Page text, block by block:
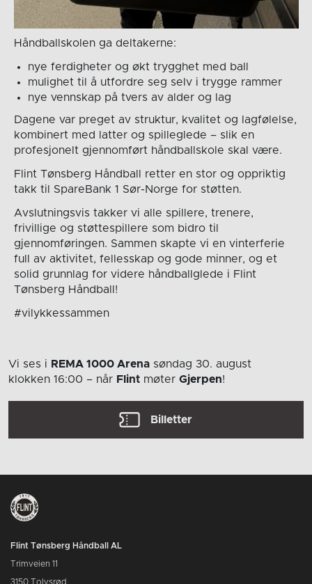
Håndballskolen ga deltakerne:
nye ferdigheter og økt trygghet med ball
mulighet til å utfordre seg selv i trygge rammer
nye vennskap på tvers av alder og lag
Dagene var preget av struktur, kvalitet og lagfølelse,
kombinert med latter og spilleglede – slik en
profesjonelt gjennomført håndballskole skal være.
Flint Tønsberg Håndball retter en stor og oppriktig
takk til SpareBank 1 Sør-Norge for støtten.
Avslutningsvis takker vi alle spillere, trenere,
frivillige og støttespillere som bidro til
gjennomføringen. Sammen skapte vi en vinterferie
full av aktivitet, fellesskap og gode minner, og et
solid grunnlag for videre håndballglede i Flint
Tønsberg Håndball!
#vilykkessammen
Vi ses i REMA 1000 Arena søndag 30. august
klokken 16:00 – når Flint møter Gjerpen!
Billetter
Flint Tønsberg Håndball AL
Trimveien 11
3150 Tolvsrød